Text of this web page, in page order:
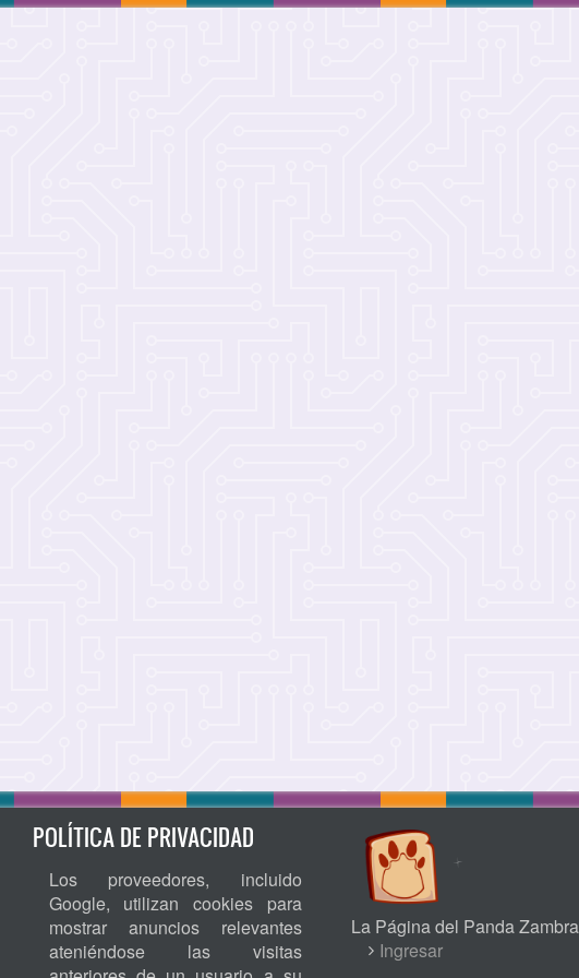
POLÍTICA DE PRIVACIDAD
Los proveedores, incluido
Google, utilizan cookies para
mostrar anuncios relevantes
ateniéndose las visitas
La Página del Panda
USERIngresar